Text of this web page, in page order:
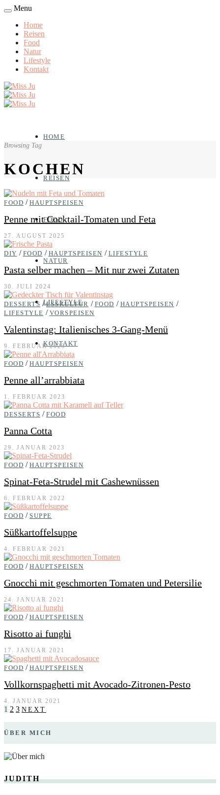
Menu
Home
Reisen
Food
Natur
Lifestyle
Kontakt
HOME
REISEN
FOOD
NATUR
LIFESTYLE
KONTAKT
Browsing Tag
KOCHEN
FOOD / HAUPTSPEISEN
Penne mit Cocktail-Tomaten und Feta
27. AUGUST 2025
DIY / FOOD / HAUPTSPEISEN / LIFESTYLE
Pasta selber machen – Mit nur zwei Zutaten
30. JULI 2024
DESSERTS / ESSKULTUR / FOOD / HAUPTSPEISEN /
LIFESTYLE / VORSPEISEN
Valentinstag: Italienisches 3-Gang-Menü
9. FEBRUAR 2023
FOOD / HAUPTSPEISEN
Penne all’arrabbiata
1. FEBRUAR 2023
DESSERTS / FOOD
Panna Cotta
29. JANUAR 2023
FOOD / HAUPTSPEISEN
Spinat-Feta-Strudel mit Cashewnüssen
6. FEBRUAR 2022
FOOD / SUPPE
Süßkartoffelsuppe
4. FEBRUAR 2021
FOOD / HAUPTSPEISEN
Gnocchi mit geschmorten Tomaten und Petersilie
24. JANUAR 2021
FOOD / HAUPTSPEISEN
Risotto ai funghi
17. JANUAR 2021
FOOD / HAUPTSPEISEN
Vollkornspaghetti mit Avocado-Zitronen-Pesto
4. JANUAR 2021
1 2 3 NEXT
ÜBER MICH
JUDITH